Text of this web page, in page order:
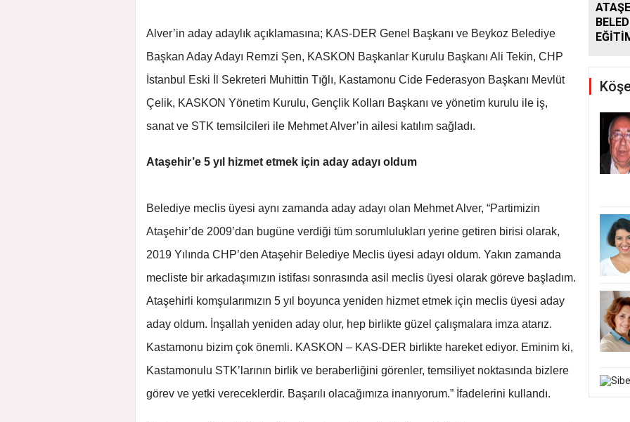
Alver’in aday adaylık açıklamasına; KAS-DER Genel Başkanı ve Beykoz Belediye
Başkan Aday Adayı Remzi Şen, KASKON Başkanlar Kurulu Başkanı Ali Tekin, CHP
İstanbul Eski İl Sekreteri Muhittin Tığlı, Kastamonu Cide Federasyon Başkanı Mevlüt
Çelik, KASKON Yönetim Kurulu, Gençlik Kolları Başkanı ve yönetim kurulu ile iş,
sanat ve STK temsilcileri ile Mehmet Alver’in ailesi katılım sağladı.
Ataşehir’e 5 yıl hizmet etmek için aday adayı oldum
Belediye meclis üyesi aynı zamanda aday adayı olan Mehmet Alver, “Partimizin
Ataşehir’de 2009’dan bugüne verdiği tüm sorumlulukları yerine getiren birisi olarak,
2019 Yılında CHP’den Ataşehir Belediye Meclis üyesi adayı oldum. Yakın zamanda
mecliste bir arkadaşımızın istifası sonrasında asil meclis üyesi olarak göreve başladım.
Ataşehirli komşularımızın 5 yıl boyunca yeniden hizmet etmek için meclis üyesi aday
aday oldum. İnşallah yeniden aday olur, hep birlikte güzel çalışmalara imza atarız.
Kastamonu bizim çok önemli. KASKON – KAS-DER birlikte hareket ediyor. Eminim ki,
Kastamonulu STK’larının birlik ve beraberliğini görenler, temsiliyet noktasında bizlere
görev ve yetki vereceklerdir. Başarılı olacağımıza inanıyorum.” İfadelerini kullandı.